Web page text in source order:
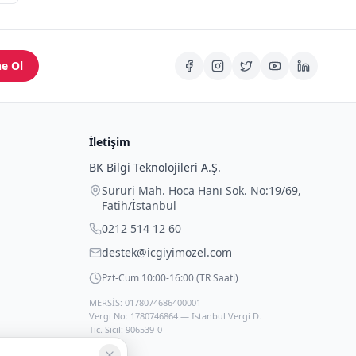
Ol
İletişim
BK Bilgi Teknolojileri A.Ş.
Sururi Mah. Hoca Hanı Sok. No:19/69,
Fatih/İstanbul
0212 514 12 60
destek@icgiyimozel.com
Pzt-Cum 10:00-16:00 (TR Saati)
MERSİS: 0178074686400001
Vergi No: 1780746864 — İstanbul Vergi D.
Tic. Sicil: 906539-0